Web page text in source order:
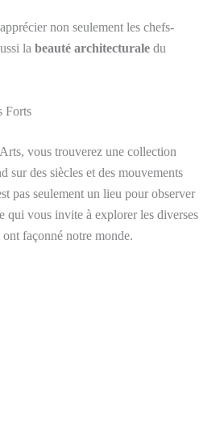
non seulement les chefs-
la beauté architecturale du
Forts
vous trouverez une collection
sur des siècles et des mouvements
pas seulement un lieu pour observer
qui vous invite à explorer les diverses
façonné notre monde.